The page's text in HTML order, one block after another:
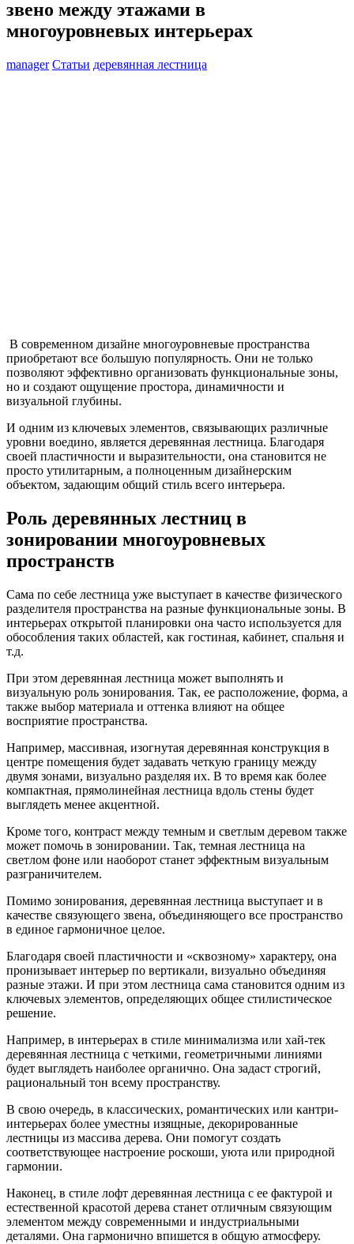
звено между этажами в
многоуровневых интерьерах
manager Статьи деревянная лестница
В современном дизайне многоуровневые пространства
приобретают все большую популярность. Они не только
позволяют эффективно организовать функциональные зоны,
но и создают ощущение простора, динамичности и
визуальной глубины.
И одним из ключевых элементов, связывающих различные
уровни воедино, является деревянная лестница. Благодаря
своей пластичности и выразительности, она становится не
просто утилитарным, а полноценным дизайнерским
объектом, задающим общий стиль всего интерьера.
Роль деревянных лестниц в
зонировании многоуровневых
пространств
Сама по себе лестница уже выступает в качестве физического
разделителя пространства на разные функциональные зоны. В
интерьерах открытой планировки она часто используется для
обособления таких областей, как гостиная, кабинет, спальня и
т.д.
При этом деревянная лестница может выполнять и
визуальную роль зонирования. Так, ее расположение, форма, а
также выбор материала и оттенка влияют на общее
восприятие пространства.
Например, массивная, изогнутая деревянная конструкция в
центре помещения будет задавать четкую границу между
двумя зонами, визуально разделяя их. В то время как более
компактная, прямолинейная лестница вдоль стены будет
выглядеть менее акцентной.
Кроме того, контраст между темным и светлым деревом также
может помочь в зонировании. Так, темная лестница на
светлом фоне или наоборот станет эффектным визуальным
разграничителем.
Помимо зонирования, деревянная лестница выступает и в
качестве связующего звена, объединяющего все пространство
в единое гармоничное целое.
Благодаря своей пластичности и «сквозному» характеру, она
пронизывает интерьер по вертикали, визуально объединяя
разные этажи. И при этом лестница сама становится одним из
ключевых элементов, определяющих общее стилистическое
решение.
Например, в интерьерах в стиле минимализма или хай-тек
деревянная лестница с четкими, геометричными линиями
будет выглядеть наиболее органично. Она задаст строгий,
рациональный тон всему пространству.
В свою очередь, в классических, романтических или кантри-
интерьерах более уместны изящные, декорированные
лестницы из массива дерева. Они помогут создать
соответствующее настроение роскоши, уюта или природной
гармонии.
Наконец, в стиле лофт деревянная лестница с ее фактурой и
естественной красотой дерева станет отличным связующим
элементом между современными и индустриальными
деталями. Она гармонично впишется в общую атмосферу.